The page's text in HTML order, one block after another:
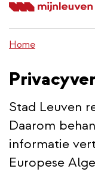
naar
gaan
Home
Stad Leuven
Daarom
informatie
Europese